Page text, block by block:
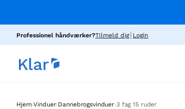
Professionel håndværker?TIlmeld dig Login
Hjem›Vinduer›Dannebrogsvinduer›3 fag 15 ruder